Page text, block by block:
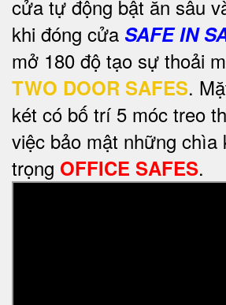
cửa tự động bật ăn sâu
khi đóng cửa SAFE IN
mở 180 độ tạo sự thoải
TWO DOOR SAFES.
két có bố trí 5 móc treo
việc bảo mật những chìa
trọng OFFICE SAFES.